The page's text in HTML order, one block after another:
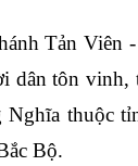
Tản Viên
dân tôn vinh,
thuộc
Bộ.